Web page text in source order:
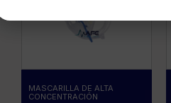
MASCARILLA DE ALTA
CONCENTRACIÓN